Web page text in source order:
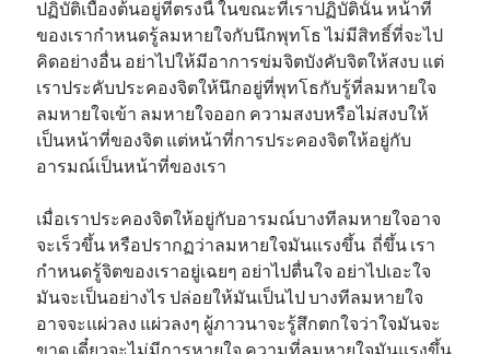
ปฏิบัติเบื้องต้นอยู่ที่ตรงนี้ ในขณะที่เราปฏิบัตินั้น หน้าที่
ของเรากำหนดรู้ลมหายใจกับนึกพุทโธ ไม่มีสิทธิ์ที่จะไป
คิดอย่างอื่น อย่าไปให้มีอาการข่มจิตบังคับจิตให้สงบ แต่
เราประคับประคองจิตให้นึกอยู่ที่พุทโธกับรู้ที่ลมหายใจ
ลมหายใจเข้า ลมหายใจออก ความสงบหรือไม่สงบให้
เป็นหน้าที่ของจิต แต่หน้าที่การประคองจิตให้อยู่กับ
อารมณ์เป็นหน้าที่ของเรา
เมื่อเราประคองจิตให้อยู่กับอารมณ์บางทีลมหายใจอาจ
จะเร็วขึ้น หรือปรากฏว่าลมหายใจมันแรงขึ้น ถี่ขึ้น เรา
กำหนดรู้จิตของเราอยู่เฉยๆ อย่าไปตื่นใจ อย่าไปเอะใจ
มันจะเป็นอย่างไร ปล่อยให้มันเป็นไป บางทีลมหายใจ
อาจจะแผ่วลง แผ่วลงๆ ผู้ภาวนาจะรู้สึกตกใจว่าใจมันจะ
ขาด เดี๋ยวจะไม่มีการหายใจ ความที่ลมหายใจมันแรงขึ้น